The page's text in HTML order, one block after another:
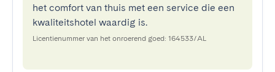
het comfort van thuis met een service die een
kwaliteitshotel waardig is.
Licentienummer van het onroerend goed: 164533/AL